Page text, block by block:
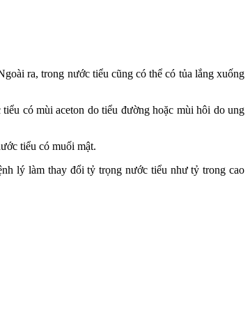
ra, trong nước tiểu cũng có thể có tủa lắng xuống
có mùi aceton do tiểu đường hoặc mùi hôi do ung
tiểu có muối mật.
lý làm thay đổi tỷ trọng nước tiểu như tỷ trong cao